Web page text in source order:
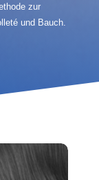
zur
und Bauch.